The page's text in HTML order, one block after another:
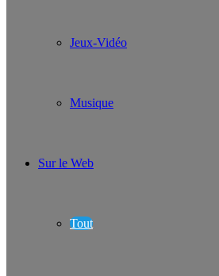
Jeux-Vidéo
Musique
Sur le Web
Tout